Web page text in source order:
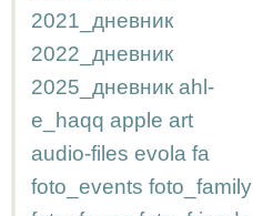
2021_дневник
2022_дневник
2025_дневник ahl-
e_haqq apple art
audio-files evola fa
foto_events foto_family